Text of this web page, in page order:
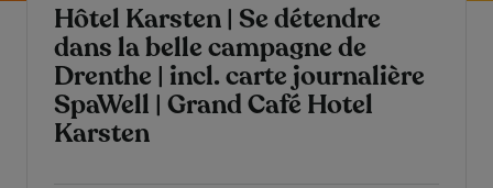
Hôtel Karsten | Se détendre
dans la belle campagne de
Drenthe | incl. carte journalière
SpaWell | Grand Café Hotel
Karsten